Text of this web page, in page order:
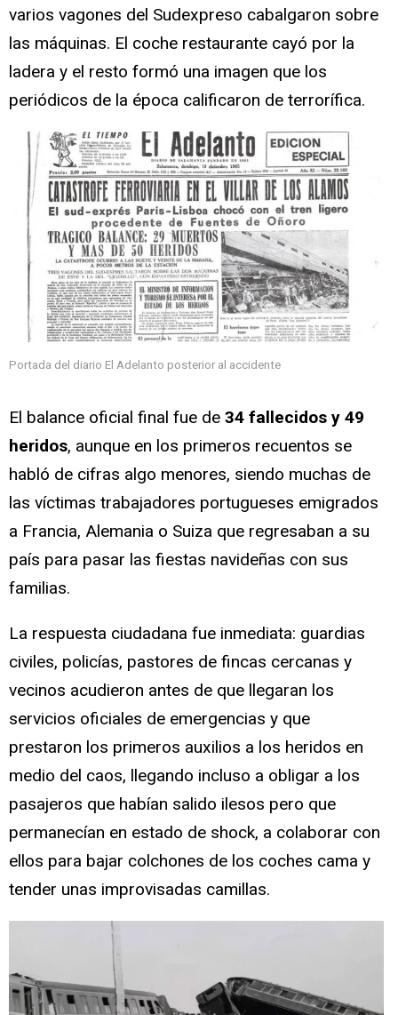
varios vagones del Sudexpreso cabalgaron sobre
las máquinas. El coche restaurante cayó por la
ladera y el resto formó una imagen que los
periódicos de la época calificaron de terrorífica.
Portada del diario El Adelanto posterior al accidente
El balance oficial final fue de 34 fallecidos y 49
heridos, aunque en los primeros recuentos se
habló de cifras algo menores, siendo muchas de
las víctimas trabajadores portugueses emigrados
a Francia, Alemania o Suiza que regresaban a su
país para pasar las fiestas navideñas con sus
familias.
La respuesta ciudadana fue inmediata: guardias
civiles, policías, pastores de fincas cercanas y
vecinos acudieron antes de que llegaran los
servicios oficiales de emergencias y que
prestaron los primeros auxilios a los heridos en
medio del caos, llegando incluso a obligar a los
pasajeros que habían salido ilesos pero que
permanecían en estado de shock, a colaborar con
ellos para bajar colchones de los coches cama y
tender unas improvisadas camillas.